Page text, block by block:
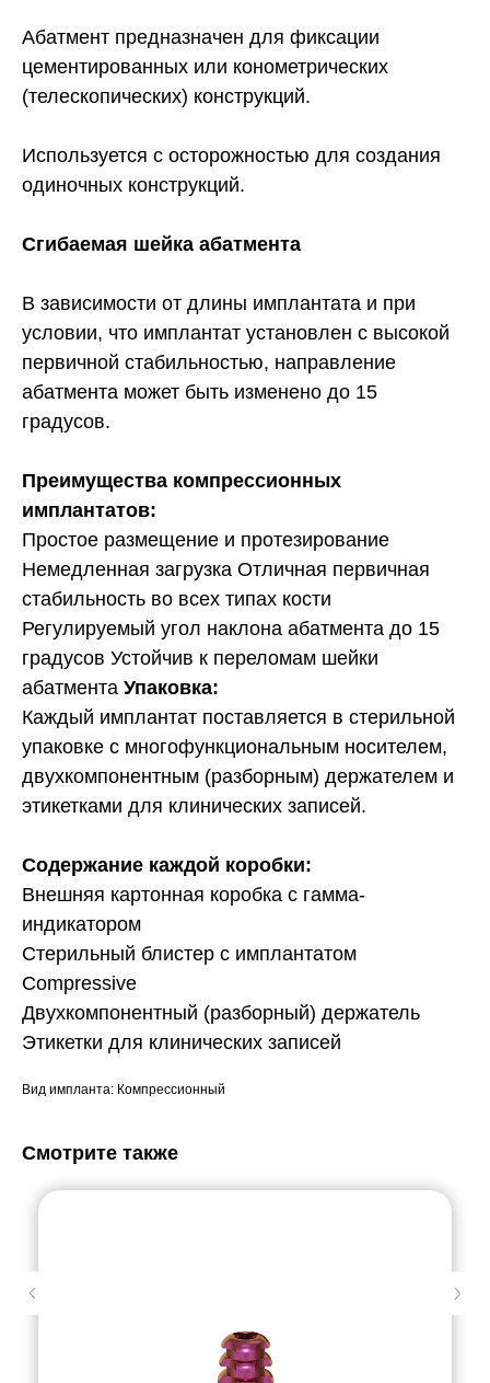
Абатмент предназначен для фиксации
цементированных или конометрических
(телескопических) конструкций.
Используется с осторожностью для создания
одиночных конструкций.
Сгибаемая шейка абатмента
В зависимости от длины имплантата и при
условии, что имплантат установлен с высокой
первичной стабильностью, направление
абатмента может быть изменено до 15
градусов.
Преимущества компрессионных
имплантатов:
Простое размещение и протезирование
Немедленная загрузка Отличная первичная
стабильность во всех типах кости
Регулируемый угол наклона абатмента до 15
градусов Устойчив к переломам шейки
абатмента Упаковка:
Каждый имплантат поставляется в стерильной
упаковке с многофункциональным носителем,
двухкомпонентным (разборным) держателем и
этикетками для клинических записей.
Содержание каждой коробки:
Внешняя картонная коробка с гамма-
индикатором
Стерильный блистер с имплантатом
Compressive
Двухкомпонентный (разборный) держатель
Этикетки для клинических записей
Вид импланта: Компрессионный
Смотрите также